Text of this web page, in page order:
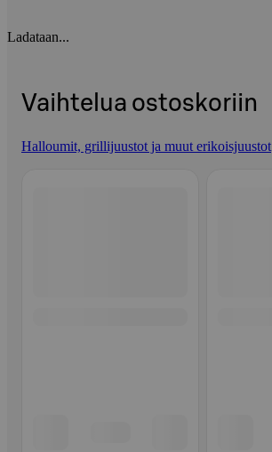
Ladataan...
Vaihtelua ostoskoriin
Halloumit, grillijuustot ja muut erikoisjuustot